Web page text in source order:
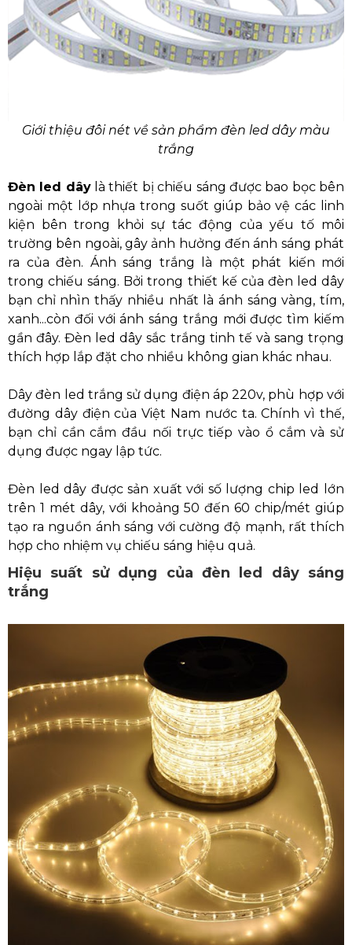
Giới thiệu đôi nét về sản phẩm đèn led dây màu
trắng
Đèn led dâylà thiết bị chiếu sáng được bao bọc bên
ngoài một lớp nhựa trong suốt giúp bảo vệ các linh
kiện bên trong khỏi sự tác động của yếu tố môi
trường bên ngoài, gây ảnh hưởng đến ánh sáng phát
ra của đèn. Ánh sáng trắng là một phát kiến mới
trong chiếu sáng. Bởi trong thiết kế của đèn led dây
bạn chỉ nhìn thấy nhiều nhất là ánh sáng vàng, tím,
xanh...còn đối với ánh sáng trắng mới được tìm kiếm
gần đây. Đèn led dây sắc trắng tinh tế và sang trọng
thích hợp lắp đặt cho nhiều không gian khác nhau.
Dây đèn led trắng sử dụng điện áp 220v, phù hợp với
đường dây điện của Việt Nam nước ta. Chính vì thế,
bạn chỉ cần cắm đầu nối trực tiếp vào ổ cắm và sử
dụng được ngay lập tức.
Đèn led dây được sản xuất với số lượng chip led lớn
trên 1 mét dây, với khoảng 50 đến 60 chip/mét giúp
tạo ra nguồn ánh sáng với cường độ mạnh, rất thích
hợp cho nhiệm vụ chiếu sáng hiệu quả.
Hiệu suất sử dụng của đèn led dây sáng
trắng